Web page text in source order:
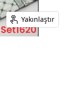
Yakınlaştır